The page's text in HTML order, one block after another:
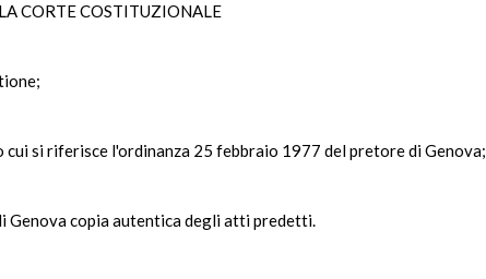
LA CORTE COSTITUZIONALE
si riferisce l'ordinanza 25 febbraio 1977 del pretore di Genova;
Genova copia autentica degli atti predetti.